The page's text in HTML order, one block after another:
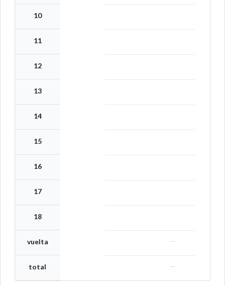
10
11
12
13
14
15
16
17
18
vuelta
total
--
--